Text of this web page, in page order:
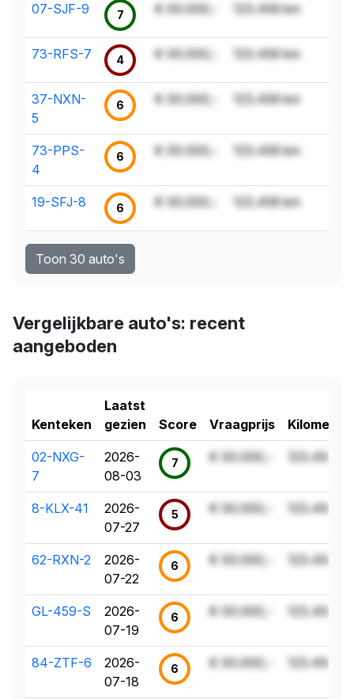
07-SJF-9 7 € 00.000,- 123.456 km
73-RFS-7 4 € 00.000,- 123.456 km
37-NXN-
5
6 € 00.000,- 123.456 km
73-PPS-
4
6 € 00.000,- 123.456 km
19-SFJ-8 6 € 00.000,- 123.456 km
Toon 30 auto's
Vergelijkbare auto's: recent
aangeboden
Kenteken
Laatst
gezien
Score Vraagprijs
02-NXG-
7
2026-
08-03
7 € 00.000,- 123.456 km
8-KLX-41
2026-
07-27
5 € 00.000,- 123.456 km
62-RXN-2
2026-
07-22
6 € 00.000,- 123.456 km
GL-459-S
2026-
07-19
6 € 00.000,- 123.456 km
84-ZTF-6
2026-
07-18
6 € 00.000,- 123.456 km